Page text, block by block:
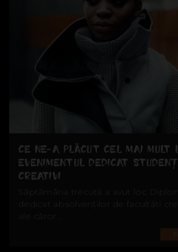
CE NE-A PLĂCUT CEL MAI MULT
EVENIMENTUL DEDICAT
CREATIVI
Săptămâna trecută a avut loc
dedicat absolvenților de facultăți